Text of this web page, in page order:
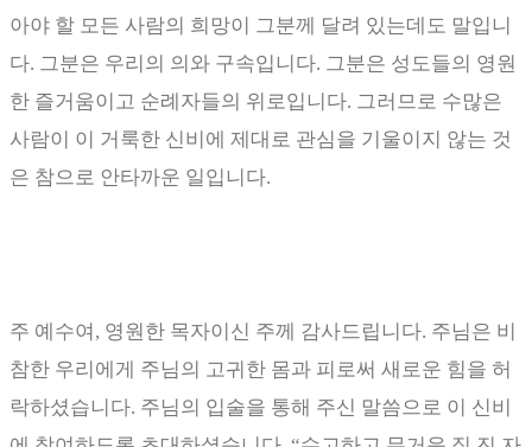
아야 할 모든 사람의 희망이 그분께 달려 있는데도 말입니
다. 그분은 우리의 의와 구속입니다. 그분은 성도들의 영원
한 즐거움이고 순례자들의 위로입니다. 그러므로 수많은
사람이 이 거룩한 신비에 제대로 관심을 기울이지 않는 것
은 참으로 안타까운 일입니다.
주 예수여 , 영원한 목자이신 주께 감사드립니다. 주님은 비
참한 우리에게 주님의 고귀한 몸과 피로써 새로운 힘을 허
락하셨습니다. 주님의 입술을 통해 주신 말씀으로 이 신비